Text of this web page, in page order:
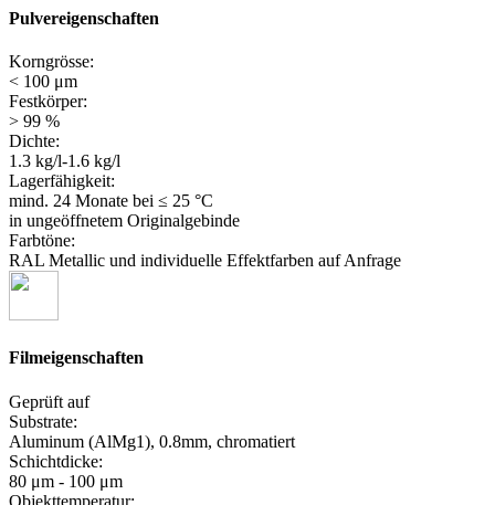
Pulvereigenschaften
Korngrösse:
< 100 μm
Festkörper:
> 99 %
Dichte:
1.3 kg/l-1.6 kg/l
Lagerfähigkeit:
mind. 24 Monate bei ≤ 25 °C
in ungeöffnetem Originalgebinde
Farbtöne:
RAL Metallic und individuelle Effektfarben auf Anfrage
Filmeigenschaften
Geprüft auf
Substrate:
Aluminum (AlMg1), 0.8mm, chromatiert
Schichtdicke:
80 μm - 100 μm
Objekttemperatur: